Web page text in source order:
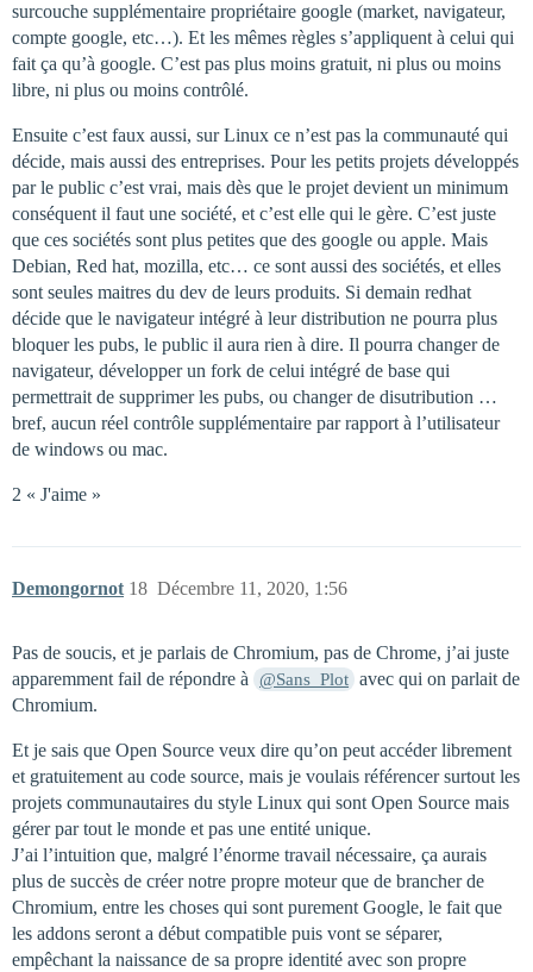
surcouche supplémentaire propriétaire google (market, navigateur,
compte google, etc…). Et les mêmes règles s’appliquent à celui qui
fait ça qu’à google. C’est pas plus moins gratuit, ni plus ou moins
libre, ni plus ou moins contrôlé.
Ensuite c’est faux aussi, sur Linux ce n’est pas la communauté qui
décide, mais aussi des entreprises. Pour les petits projets développés
par le public c’est vrai, mais dès que le projet devient un minimum
conséquent il faut une société, et c’est elle qui le gère. C’est juste
que ces sociétés sont plus petites que des google ou apple. Mais
Debian, Red hat, mozilla, etc… ce sont aussi des sociétés, et elles
sont seules maitres du dev de leurs produits. Si demain redhat
décide que le navigateur intégré à leur distribution ne pourra plus
bloquer les pubs, le public il aura rien à dire. Il pourra changer de
navigateur, développer un fork de celui intégré de base qui
permettrait de supprimer les pubs, ou changer de disutribution …
bref, aucun réel contrôle supplémentaire par rapport à l’utilisateur
de windows ou mac.
2 « J'aime »
Demongornot Décembre 11, 2020, 1:56
18
Pas de soucis, et je parlais de Chromium, pas de Chrome, j’ai juste
apparemment fail de répondre à
@Sans_Plot avec qui on parlait de
Chromium.
Et je sais que Open Source veux dire qu’on peut accéder librement
et gratuitement au code source, mais je voulais référencer surtout les
projets communautaires du style Linux qui sont Open Source mais
gérer par tout le monde et pas une entité unique.
J’ai l’intuition que, malgré l’énorme travail nécessaire, ça aurais
plus de succès de créer notre propre moteur que de brancher de
Chromium, entre les choses qui sont purement Google, le fait que
les addons seront a début compatible puis vont se séparer,
empêchant la naissance de sa propre identité avec son propre